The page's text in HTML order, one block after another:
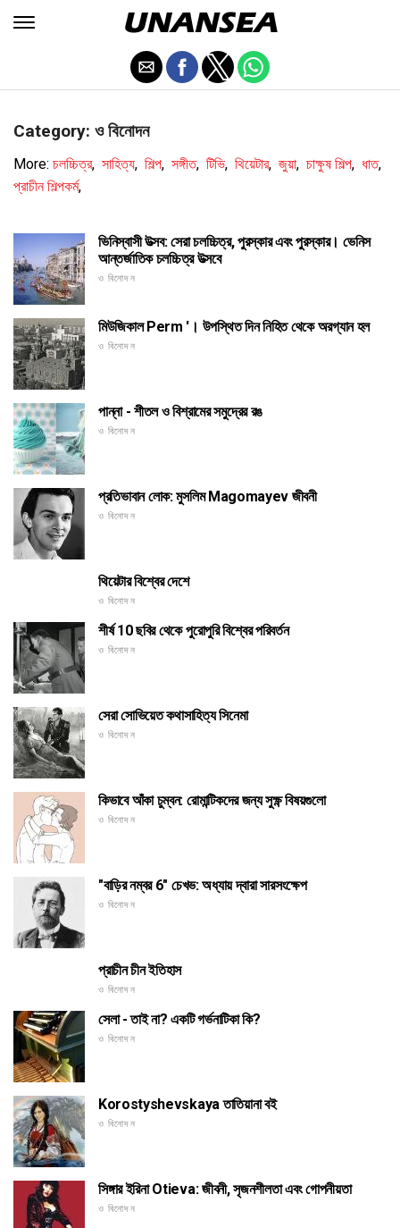
Category: ও বিনোদন
More: চলচ্চিত্র, সাহিত্য, শিল্প, সঙ্গীত, টিভি, থিয়েটার, জুয়া, চাক্ষুষ শিল্প, ধাত,
প্রাচীন শিল্পকর্ম,
ভিনিস্বাসী উত্সব: সেরা চলচ্চিত্র, পুরস্কার এবং পুরস্কার। ভেনিস
আন্তর্জাতিক চলচ্চিত্র উত্সবে
ও বিনোদন
মিউজিকাল Perm '। উপস্থিত দিন নিহিত থেকে অরগ্যান হল
ও বিনোদন
পান্না - শীতল ও বিশ্রামের সমুদ্রের রঙ
ও বিনোদন
প্রতিভাবান লোক: মুসলিম Magomayev জীবনী
ও বিনোদন
থিয়েটার বিশ্বের দেশে
ও বিনোদন
শীর্ষ 10 ছবির থেকে পুরোপুরি বিশ্বের পরিবর্তন
ও বিনোদন
সেরা সোভিয়েত কথাসাহিত্য সিনেমা
ও বিনোদন
কিভাবে আঁকা চুম্বন: রোমান্টিকদের জন্য সুক্ষ্ণ বিষয়গুলো
ও বিনোদন
"বাড়ির নম্বর 6" চেখভ: অধ্যায় দ্বারা সারসংক্ষেপ
ও বিনোদন
প্রাচীন চীন ইতিহাস
ও বিনোদন
সেলা - তাই না? একটি গর্ভনাটিকা কি?
ও বিনোদন
Korostyshevskaya তাতিয়ানা বই
ও বিনোদন
সিঙ্গার ইরিনা Otieva: জীবনী, সৃজনশীলতা এবং গোপনীয়তা
ও বিনোদন